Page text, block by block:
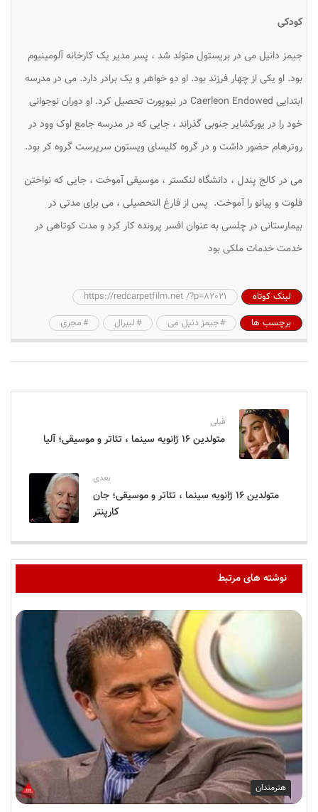
کودکی
جیمز دانیل می در بریستول متولد شد ، پسر مدیر یک کارخانه آلومینیوم
بود. او یکی از چهار فرزند بود. او دو خواهر و یک برادر دارد. می در مدرسه
ابتدایی Caerleon Endowed در نیوپورت تحصیل کرد. او دوران نوجوانی
خود را در یورکشایر جنوبی گذراند ، جایی که در مدرسه جامع اوک وود در
روترهام حضور داشت و در گروه کلیسای ویستون سرپرست گروه کر بود.
می در کالج پندل ، دانشگاه لنکستر ، موسیقی آموخت ، جایی که نواختن
فلوت و پیانو را آموخت. پس از فارغ التحصیلی ، می برای مدتی در
بیمارستانی در چلسی به عنوان افسر پرونده کار کرد و مدت کوتاهی در
خدمت خدمات ملکی بود
لینک کوتاه
https://redcarpetfilm.net /?p=82021
برچسب ها
جیمز دنیل می لیبرال مجری
قبلی
متولدین ۱۶ ژانویه سینما ، تئاتر و موسیقی؛ آلیا
بعدی
متولدین ۱۶ ژانویه سینما ، تئاتر و موسیقی؛ جان
کارپنتر
نوشته های مرتبط
هنرمندان